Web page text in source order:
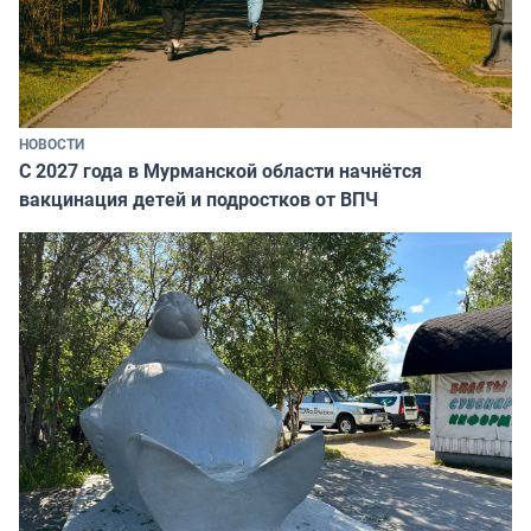
НОВОСТИ
С 2027 года в Мурманской области начнётся
вакцинация детей и подростков от ВПЧ